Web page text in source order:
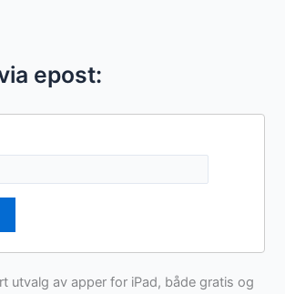
epost:
utvalg av apper for iPad, både gratis og